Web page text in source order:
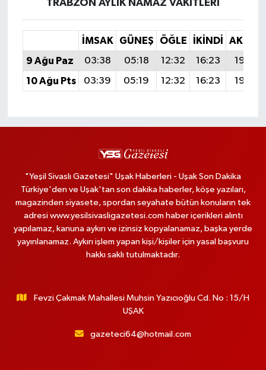
TRABZON AYLIK NAMAZ VAKITLERI
İMSAK GÜNEŞ ÖĞLE İKINDI
AKŞAM
9 Ağu Paz
03:38 05:18 12:32 16:23
19:36
10 Ağu Pts
03:39 05:19 12:32 16:23 19:35
"Yeşil Sivaslı Gazetesi" Uşak Haberleri - Uşak Son Dakika
Türkiye'den ve Uşak'tan son dakika haberler, köşe yazıları,
magazinden siyasete, spordan seyahate bütün konuların tek
adresi www.yesilsivasligazetesi.com haber içerikleri alıntı
yapılamaz, kanuna aykırı ve izinsiz kopyalanamaz, başka yerde
yayınlanamaz. Aykırı işlem yapan kişi/kişiler için yasal başvuru
hakkı saklı tutulmaktadır.
Fevzi Çakmak Mahallesi Muhsin Yazıcıoğlu Cd. No : 15/H
UŞAK
gazeteci64@hotmail.com